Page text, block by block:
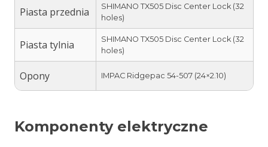
Piasta przednia
SHIMANO TX505 Disc Center Lock (32
holes)
Piasta tylnia
SHIMANO TX505 Disc Center Lock (32
holes)
Opony IMPAC Ridgepac 54-507 (24×2.10)
Komponenty elektryczne